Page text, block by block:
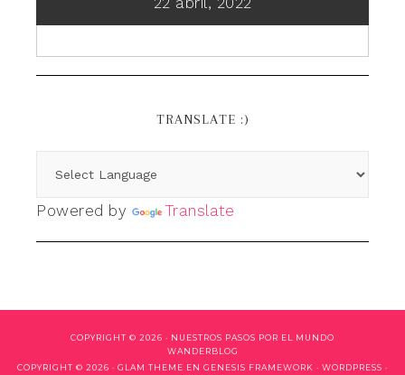
TRANSLATE :)
Powered by Translate
COPYRIGHT © 2026 · NUESTROS PASOS POR EL MUNDO
WANDERBLOG
COPYRIGHT © 2026 · GLAM THEME EN GENESIS FRAMEWORK · WORDPRESS ·